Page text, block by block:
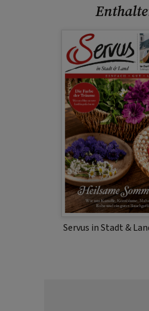
Servus in Stadt &